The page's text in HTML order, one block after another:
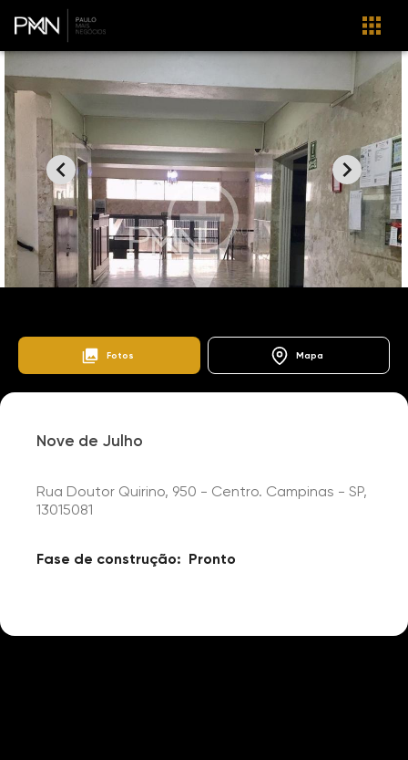
Fotos Mapa
Nove de Julho
Rua Doutor Quirino, 950 - Centro. Campinas - SP,
13015081
Fase de construção: Pronto